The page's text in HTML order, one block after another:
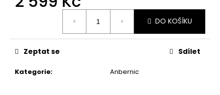
DO KOŠÍKU
Kategorie: Anbernic
Zeptat se Sdílet
e